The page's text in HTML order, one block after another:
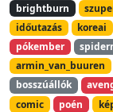
brightburn
időutazás
koreai
pókember
armin_van_buuren
bosszúállók
comic
poén